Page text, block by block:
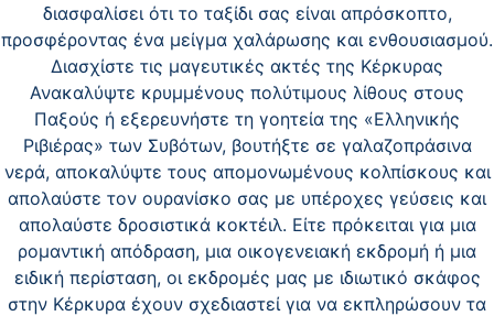
διασφαλίσει ότι το ταξίδι σας είναι απρόσκοπτο,
προσφέροντας ένα μείγμα χαλάρωσης και ενθουσιασμού.
Διασχίστε τις μαγευτικές ακτές της Κέρκυρας
Ανακαλύψτε κρυμμένους πολύτιμους λίθους στους
Παξούς ή εξερευνήστε τη γοητεία της «Ελληνικής
Ριβιέρας» των Συβότων, βουτήξτε σε γαλαζοπράσινα
νερά, αποκαλύψτε τους απομονωμένους κολπίσκους και
απολαύστε τον ουρανίσκο σας με υπέροχες γεύσεις και
απολαύστε δροσιστικά κοκτέιλ. Είτε πρόκειται για μια
ρομαντική απόδραση, μια οικογενειακή εκδρομή ή μια
ειδική περίσταση, οι εκδρομές μας με ιδιωτικό σκάφος
στην Κέρκυρα έχουν σχεδιαστεί για να εκπληρώσουν τα